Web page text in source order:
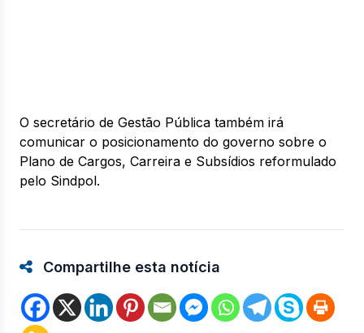
O secretário de Gestão Pública também irá
comunicar o posicionamento do governo sobre o
Plano de Cargos, Carreira e Subsídios reformulado
pelo Sindpol.
Compartilhe esta notícia